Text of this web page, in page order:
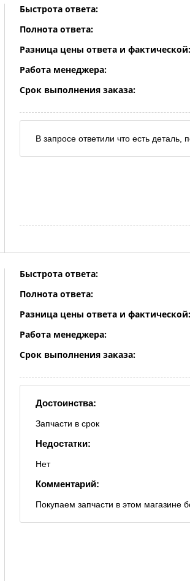
Быстрота ответа:
Полнота ответа:
Разница цены ответа и фактической:
Работа менеджера:
Срок выполнения заказа:
В запросе ответили что есть деталь,
Быстрота ответа:
Полнота ответа:
Разница цены ответа и фактической:
Работа менеджера:
Срок выполнения заказа:
Достоинства:
Запчасти в срок
Недостатки:
Нет
Комментарий:
Покупаем запчасти в этом магазине